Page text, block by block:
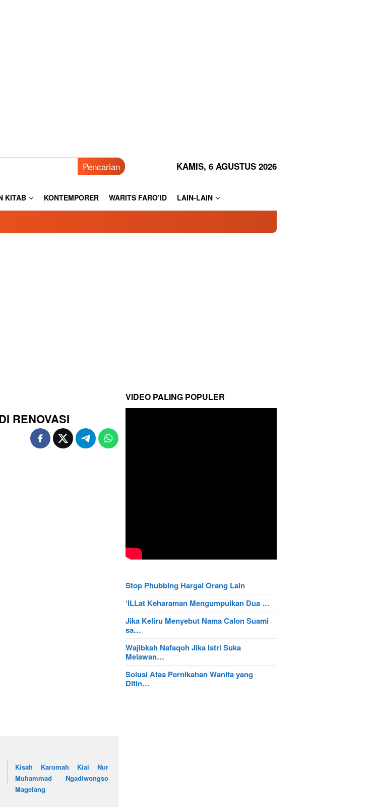
Pencarian KAMIS, 6 AGUSTUS 2026
KITAB KONTEMPORER WARITS FARO’ID LAIN-LAIN
RENOVASI
Kisah Karomah Kiai Nur
Muhammad Ngadiwongso
Magelang
VIDEO PALING POPULER
Stop Phubbing Hargai Orang Lain
‘ILLat Keharaman Mengumpulkan Dua …
Jika Keliru Menyebut Nama Calon Suami
sa…
Wajibkah Nafaqoh Jika Istri Suka
Melawan…
Solusi Atas Pernikahan Wanita yang
Ditin…